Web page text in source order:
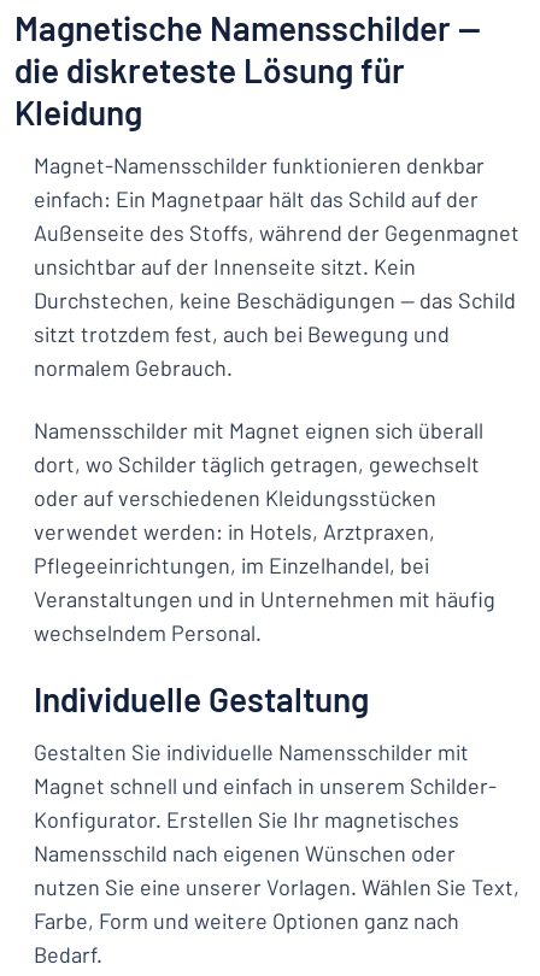
Magnetische Namensschilder —
die diskreteste Lösung für
Kleidung
Magnet-Namensschilder funktionieren denkbar
einfach: Ein Magnetpaar hält das Schild auf der
Außenseite des Stoffs, während der Gegenmagnet
unsichtbar auf der Innenseite sitzt. Kein
Durchstechen, keine Beschädigungen — das Schild
sitzt trotzdem fest, auch bei Bewegung und
normalem Gebrauch.
Namensschilder mit Magnet eignen sich überall
dort, wo Schilder täglich getragen, gewechselt
oder auf verschiedenen Kleidungsstücken
verwendet werden: in Hotels, Arztpraxen,
Pflegeeinrichtungen, im Einzelhandel, bei
Veranstaltungen und in Unternehmen mit häufig
wechselndem Personal.
Individuelle Gestaltung
Gestalten Sie individuelle Namensschilder mit
Magnet schnell und einfach in unserem Schilder-
Konfigurator. Erstellen Sie Ihr magnetisches
Namensschild nach eigenen Wünschen oder
nutzen Sie eine unserer Vorlagen. Wählen Sie Text,
Farbe, Form und weitere Optionen ganz nach
Bedarf.